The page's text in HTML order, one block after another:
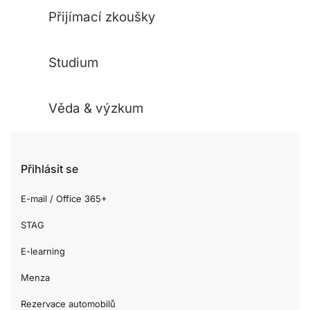
Přijímací zkoušky
Studium
Věda & výzkum
Přihlásit se
E-mail / Office 365+
STAG
E-learning
Menza
Rezervace automobilů